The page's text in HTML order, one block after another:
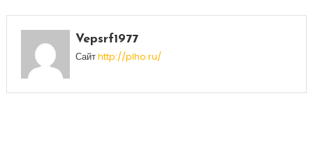
Vepsrf1977
Сайтhttp://plho.ru/